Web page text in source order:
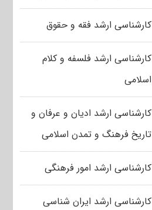
کارشناسی ارشد فقه و حقوق
کارشناسی ارشد فلسفه و کلام
اسلامی
کارشناسی ارشد ادیان و عرفان و
تاریخ فرهنگ و تمدن اسلامی
کارشناسی ارشد امور فرهنگی
کارشناسی ارشد ایران شناسی